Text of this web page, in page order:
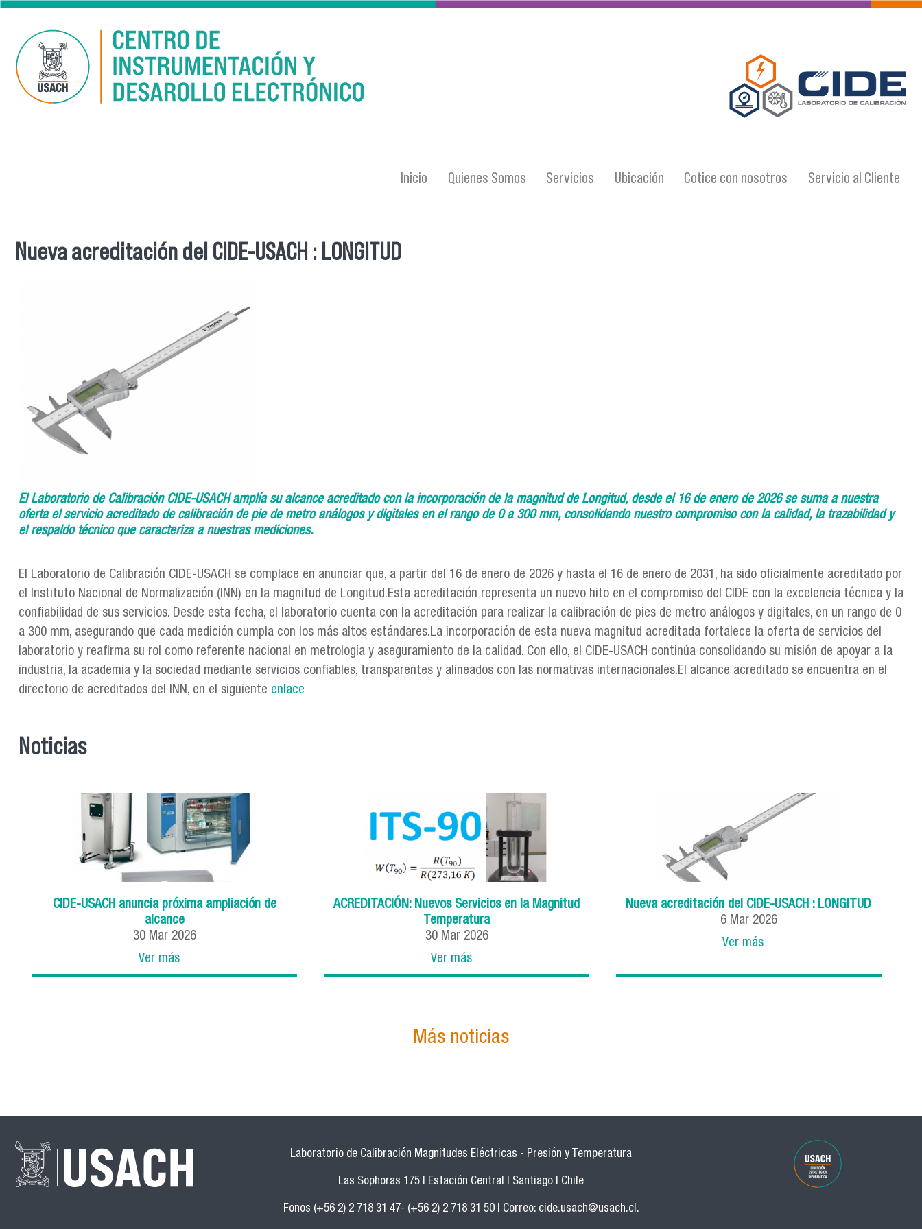
Pasar al contenido principal
Inicio Quienes Somos Servicios Ubicación Cotice con nosotros Servicio al Cliente
Se encuentra usted aquí
Nueva acreditación del CIDE-USACH : LONGITUD
El Laboratorio de Calibración CIDE-USACH amplía su alcance acreditado con la incorporación de la magnitud de Longitud, desde el 16 de enero de 2026 se suma a nuestra
oferta el servicio acreditado de calibración de pie de metro análogos y digitales en el rango de 0 a 300 mm, consolidando nuestro compromiso con la calidad, la trazabilidad y
el respaldo técnico que caracteriza a nuestras mediciones.
El Laboratorio de Calibración CIDE-USACH se complace en anunciar que, a partir del 16 de enero de 2026 y hasta el 16 de enero de 2031, ha sido oficialmente acreditado por
el Instituto Nacional de Normalización (INN) en la magnitud de Longitud.Esta acreditación representa un nuevo hito en el compromiso del CIDE con la excelencia técnica y la
confiabilidad de sus servicios. Desde esta fecha, el laboratorio cuenta con la acreditación para realizar la calibración de pies de metro análogos y digitales, en un rango de 0
a 300 mm, asegurando que cada medición cumpla con los más altos estándares.La incorporación de esta nueva magnitud acreditada fortalece la oferta de servicios del
laboratorio y reafirma su rol como referente nacional en metrología y aseguramiento de la calidad. Con ello, el CIDE-USACH continúa consolidando su misión de apoyar a la
industria, la academia y la sociedad mediante servicios confiables, transparentes y alineados con las normativas internacionales.El alcance acreditado se encuentra en el
directorio de acreditados del INN, en el siguiente enlace
Noticias
CIDE-USACH anuncia próxima ampliación de
alcance
30 Mar 2026
Ver más
ACREDITACIÓN: Nuevos Servicios en la Magnitud
Temperatura
30 Mar 2026
Ver más
Nueva acreditación del CIDE-USACH : LONGITUD
6 Mar 2026
Ver más
Más noticias
Laboratorio de Calibración Magnitudes Eléctricas - Presión y Temperatura
Las Sophoras 175 | Estación Central | Santiago | Chile
Fonos (+56 2) 2 718 31 47- (+56 2) 2 718 31 50 | Correo: cide.usach@usach.cl.